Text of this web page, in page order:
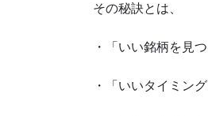
その秘訣とは、
・「いい銘柄を見つ
・「いいタイミン